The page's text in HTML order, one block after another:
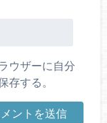
ウザーに自分
存する。